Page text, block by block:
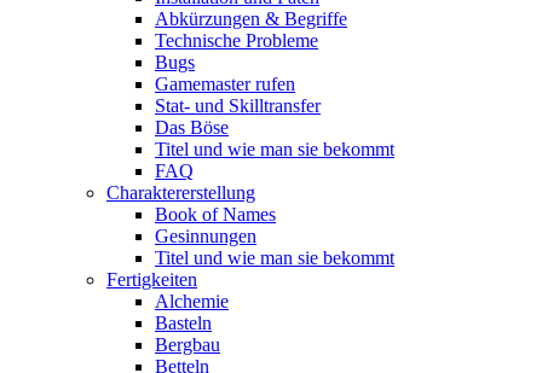
Abkürzungen & Begriffe
Technische Probleme
Bugs
Gamemaster rufen
Stat- und Skilltransfer
Das Böse
Titel und wie man sie bekommt
FAQ
Charaktererstellung
Book of Names
Gesinnungen
Titel und wie man sie bekommt
Fertigkeiten
Alchemie
Basteln
Bergbau
Betteln